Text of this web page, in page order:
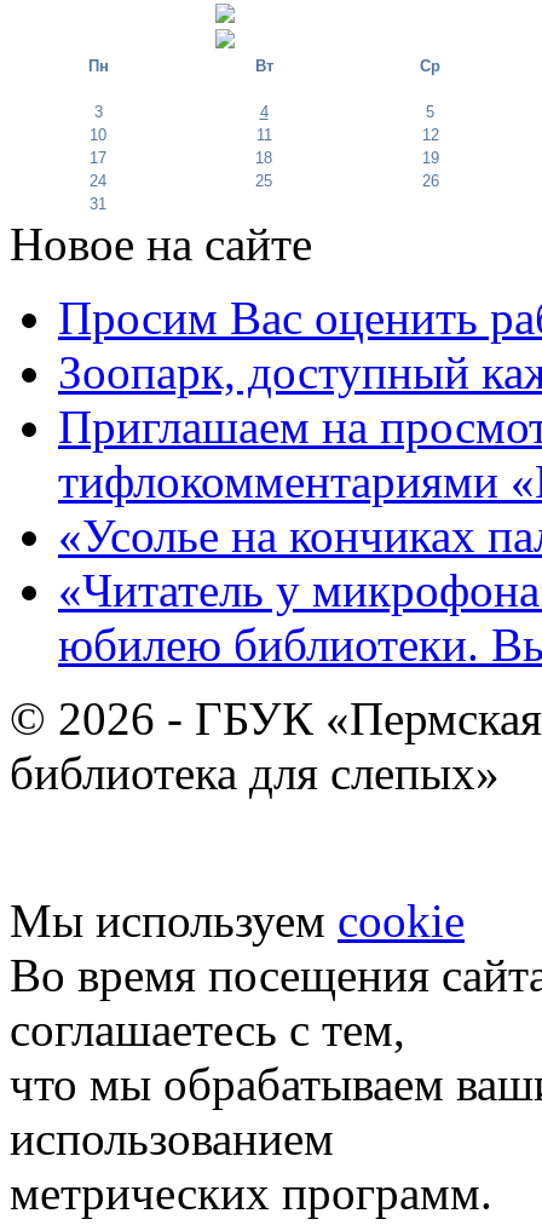
Пн Вт Ср
3 4
5
10
11
12
17
18
19
24
25
26
31
Новое на сайте
Просим Вас оценить
Зоопарк, доступный
Приглашаем на
тифлокомментариями
«Усолье на кончиках
«Читатель у
юбилею библиотеки.
© 2026 - ГБУК «Пермская
библиотека для слепых»
Мы используем cookie
Во время посещения
соглашаетесь с тем,
что мы обрабатываем
использованием
метрических программ.